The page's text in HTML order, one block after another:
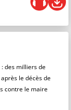
des milliers de
le décès de
contre le maire